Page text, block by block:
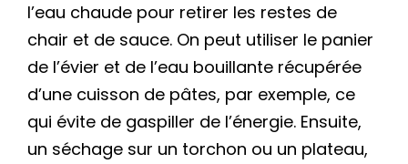
l’eau chaude pour retirer les restes de
chair et de sauce. On peut utiliser le panier
de l’évier et de l’eau bouillante récupérée
d’une cuisson de pâtes, par exemple, ce
qui évite de gaspiller de l’énergie. Ensuite,
un séchage sur un torchon ou un plateau,